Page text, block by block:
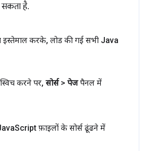
है.
इस्तेमाल करके, लोड की गई सभी Java
करने पर, सोर्स> पेजपैनल में
Script फ़ाइलों के सोर्स ढूंढने में